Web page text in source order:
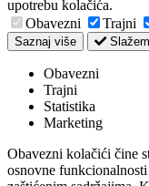
upotrebu kolačića.
Obavezni
Trajni
Saznaj više
Obavezni
Trajni
Statistika
Marketing
Obavezni kolačići čine
osnovne